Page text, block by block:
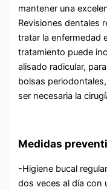
mantener una
Revisiones dentales
tratar la enfermedad
tratamiento puede
alisado radicular,
bolsas
ser necesaria la
Medidas
-Higiene bucal
dos veces al día con